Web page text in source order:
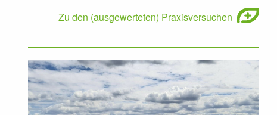
Zu den (ausgewerteten) Praxisversuchen